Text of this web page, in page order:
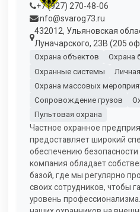
+7 (927) 270-48-06
info@svarog73.ru
432012, Ульяновская
Луначарского, 23В (205
Охрана объектов
Охрана
Охранные системы
Охрана массовых
Сопровождение грузов
Пультовая охрана
Частное охранное
предоставляет широкий
обеспечению
компания обладает
базой, где мы регулярно
своих сотрудников, чтобы
уровень